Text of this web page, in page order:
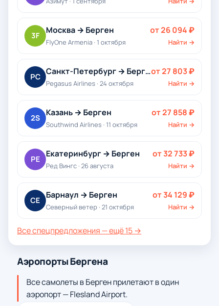
3F
Москва → Берген
FlyOne Armenia · 1 октября
от 26 094 ₽
Найти →
PC
Санкт-Петербург → Берген
Pegasus Airlines · 24 октября
от 27 803 ₽
Найти →
2S
Казань → Берген
Southwind Airlines · 11 октября
от 27 858 ₽
Найти →
РЕ
Екатеринбург → Берген
Ред Вингс · 26 августа
от 32 733 ₽
Найти →
СЕ
Барнаул → Берген
Северный ветер · 21 октября
от 34 129 ₽
Найти →
Все спецпредложения — ещё 15 →
Аэропорты Бергена
Все самолеты в Берген прилетают в один
аэропорт — Flesland Airport.